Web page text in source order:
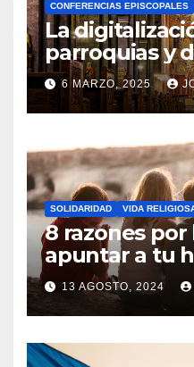
CONFERENCIAS EPISCOPALES
La
parroquias y
realidad ya
la Iglesia
6 MARZO, 2025
SOLIDARIDAD VIDA
8 razones por
apuntar a tu
Catequesis
13 AGOSTO, 2024